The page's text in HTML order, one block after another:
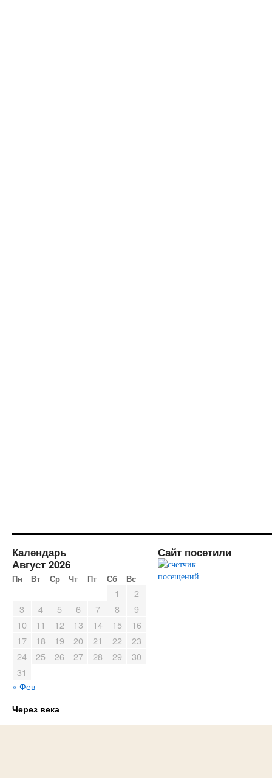
Календарь
Август 2026
Пн Вт Ср Чт Пт Сб Вс
1
2
3
4 5 6 7 8
9
10
11 12 13 14 15
16
17
18 19 20 21 22
23
24
25 26 27 28 29
30
31
« Фев
Сайт посетили
Через века